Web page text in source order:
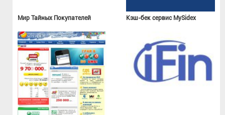
Мир Тайных Покупателей Кэш-бек сервис MySidex